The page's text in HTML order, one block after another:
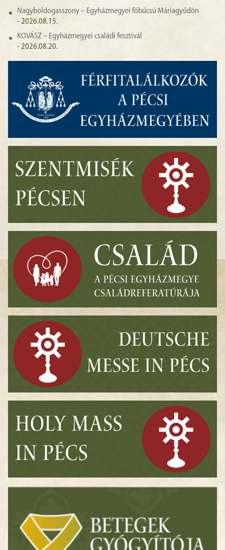
Nagyboldogasszony – Egyházmegyei főbúcsú Máriagyűdön
- 2026.08.15.
KOVÁSZ – Egyházmegyei családi fesztivál
- 2026.08.20.